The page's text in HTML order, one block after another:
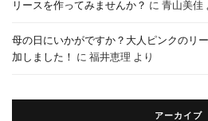
リースを作ってみませんか？ に 青山美佳
母の日にいかがですか？大人ピンクのリ
加しました！ に 福井恵理 より
アーカイブ